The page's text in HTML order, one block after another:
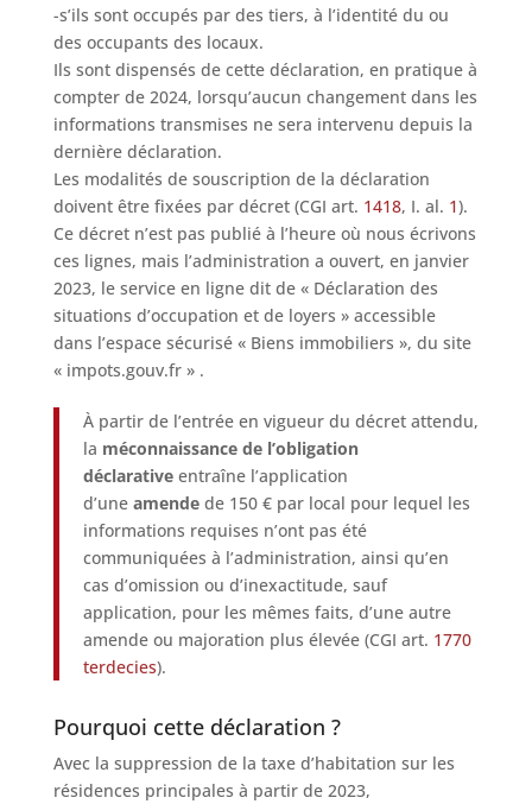
-s’ils sont occupés par des tiers, à l’identité du ou
des occupants des locaux.
Ils sont dispensés de cette déclaration, en pratique à
compter de 2024, lorsqu’aucun changement dans les
informations transmises ne sera intervenu depuis la
dernière déclaration.
Les modalités de souscription de la déclaration
doivent être fixées par décret (CGI art. 1418, I. al. 1).
Ce décret n’est pas publié à l’heure où nous écrivons
ces lignes, mais l’administration a ouvert, en janvier
2023, le service en ligne dit de « Déclaration des
situations d’occupation et de loyers » accessible
dans l’espace sécurisé « Biens immobiliers », du site
« impots.gouv.fr » .
À partir de l’entrée en vigueur du décret attendu,
la méconnaissance de l’obligation
déclarativeentraîne l’application
d’une amendede 150 € par local pour lequel les
informations requises n’ont pas été
communiquées à l’administration, ainsi qu’en
cas d’omission ou d’inexactitude, sauf
application, pour les mêmes faits, d’une autre
amende ou majoration plus élevée (CGI art. 1770
terdecies).
Pourquoi cette déclaration ?
Avec la suppression de la taxe d’habitation sur les
résidences principales à partir de 2023,